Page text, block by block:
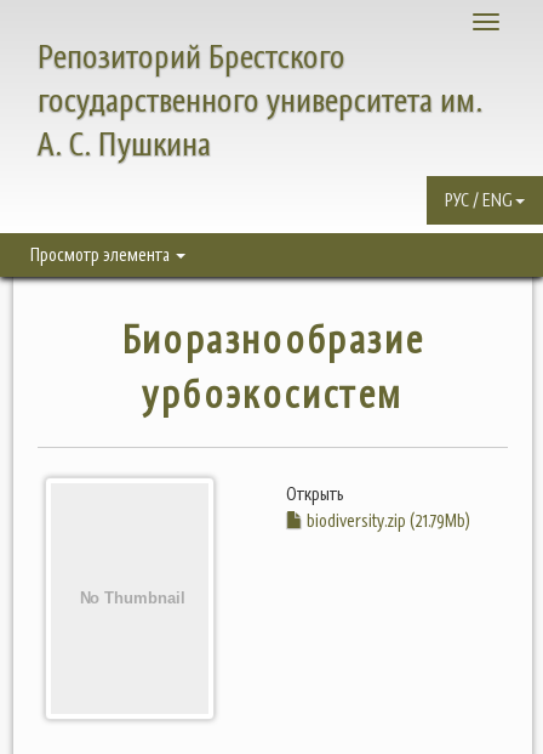
Toggle
Репозиторий Брестского
государственного университета им.
А. С. Пушкина
РУС / ENG
Просмотр элемента
Биоразнообразие
урбоэкосистем
Открыть
biodiversity.zip (21.79Mb)